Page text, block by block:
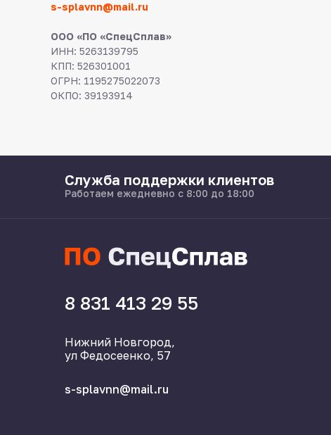
s-splavnn@mail.ru
ООО «ПО «СпецСплав»
ИНН: 5263139795
КПП: 526301001
ОГРН: 1195275022073
ОКПО: 39193914
Служба поддержки клиентов
Работаем ежедневно с 8:00 до 18:00
Нижний Новгород,
ул Федосеенко, 57
s-splavnn@mail.ru
8 831 413 29 55